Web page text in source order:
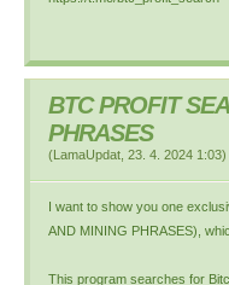
BTC PROFIT
PHRASES
(LamaUpdat 23. 4. 2024 1:03)
I want to show you one
AND MINING PHRASES),
This program searches for